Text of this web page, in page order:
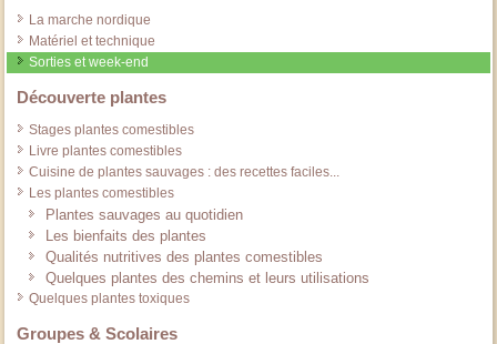
La marche nordique
Matériel et technique
Sorties et week-end
Découverte plantes
Stages plantes comestibles
Livre plantes comestibles
Cuisine de plantes sauvages : des recettes faciles...
Les plantes comestibles
Plantes sauvages au quotidien
Les bienfaits des plantes
Qualités nutritives des plantes comestibles
Quelques plantes des chemins et leurs utilisations
Quelques plantes toxiques
Groupes & Scolaires